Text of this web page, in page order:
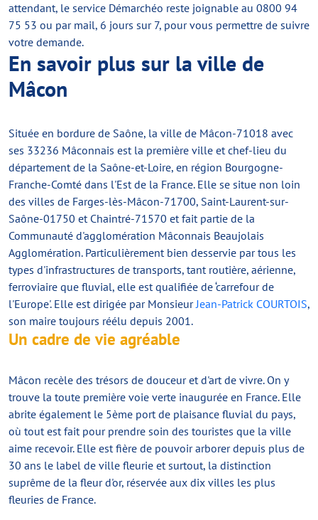
attendant, le service Démarchéo reste joignable au 0800 94
75 53 ou par mail, 6 jours sur 7, pour vous permettre de suivre
votre demande.
En savoir plus sur la ville de
Mâcon
Située en bordure de Saône, la ville de Mâcon-71018 avec
ses 33236 Mâconnais est la première ville et chef-lieu du
département de la Saône-et-Loire, en région Bourgogne-
Franche-Comté dans l'Est de la France. Elle se situe non loin
des villes de Farges-lès-Mâcon-71700, Saint-Laurent-sur-
Saône-01750 et Chaintré-71570 et fait partie de la
Communauté d'agglomération Mâconnais Beaujolais
Agglomération. Particulièrement bien desservie par tous les
types d'infrastructures de transports, tant routière, aérienne,
ferroviaire que fluvial, elle est qualifiée de ‘carrefour de
l'Europe'. Elle est dirigée par MonsieurJean-Patrick COURTOIS,
son maire toujours réélu depuis 2001.
Un cadre de vie agréable
Mâcon recèle des trésors de douceur et d'art de vivre. On y
trouve la toute première voie verte inaugurée en France. Elle
abrite également le 5ème port de plaisance fluvial du pays,
où tout est fait pour prendre soin des touristes que la ville
aime recevoir. Elle est fière de pouvoir arborer depuis plus de
30 ans le label de ville fleurie et surtout, la distinction
suprême de la fleur d'or, réservée aux dix villes les plus
fleuries de France.